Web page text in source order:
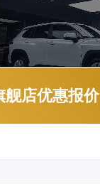
舰店优惠报价